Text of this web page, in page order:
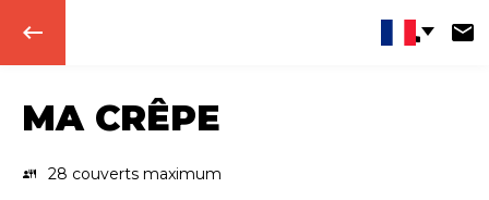
keyboard_backspace
MA CRÊPE
28 couverts maximum